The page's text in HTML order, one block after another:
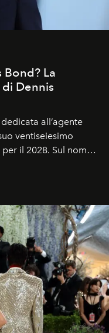
Bond? La
Dennis
all’agente
ventiseiesimo
il 2028. Sul nome
di Daniel
riserbo.